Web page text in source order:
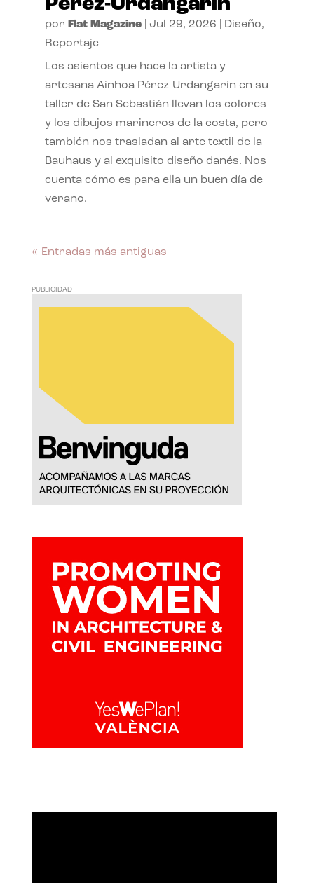
Pérez-Urdangarín
por Flat Magazine| Jul 29, 2026 Diseño,
Reportaje
Los asientos que hace la artista y
artesana Ainhoa Pérez-Urdangarín en su
taller de San Sebastián llevan los colores
y los dibujos marineros de la costa, pero
también nos trasladan al arte textil de la
Bauhaus y al exquisito diseño danés. Nos
cuenta cómo es para ella un buen día de
verano.
« Entradas más antiguas
PUBLICIDAD